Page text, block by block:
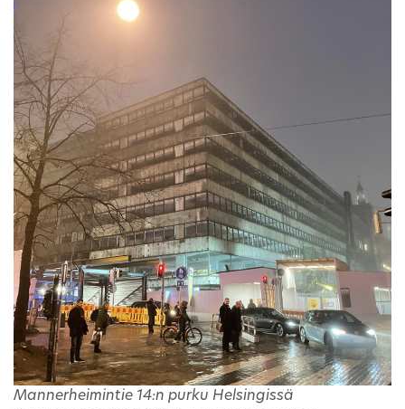
Mannerheimintie 14:n purku Helsingissä